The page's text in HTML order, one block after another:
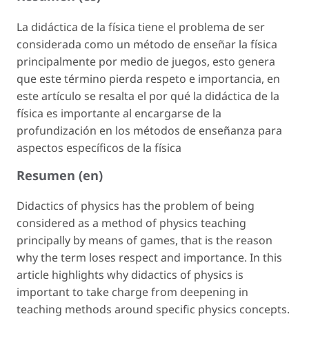
La didáctica de la física tiene el problema de ser
considerada como un método de enseñar la física
principalmente por medio de juegos, esto genera
que este término pierda respeto e importancia, en
este artículo se resalta el por qué la didáctica de la
física es importante al encargarse de la
profundización en los métodos de enseñanza para
aspectos específicos de la física
Resumen (en)
Didactics of physics has the problem of being
considered as a method of physics teaching
principally by means of games, that is the reason
why the term loses respect and importance. In this
article highlights why didactics of physics is
important to take charge from deepening in
teaching methods around specific physics concepts.